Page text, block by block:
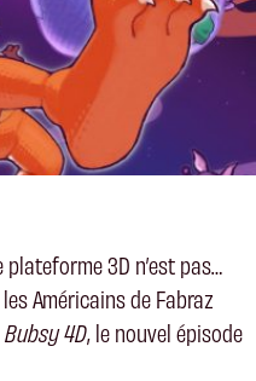
3D n’est pas…
Américains de Fabraz
Bubsy 4D, le nouvel épisode